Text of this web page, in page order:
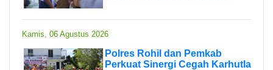
Kamis, 06 Agustus 2026
Polres Rohil dan Pemkab
Perkuat Sinergi Cegah Karhutla